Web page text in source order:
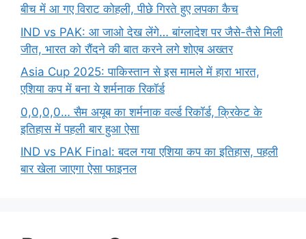
बीच में आ गए विराट कोहली, पीछे गिरते हुए लपका कैच
IND vs PAK: आ जाओ देख लेंगे… बांग्लादेश पर जैसे-तैसे मिली
जीत, भारत को रौंदने की बात करने लगे शोएब अख्तर
Asia Cup 2025: पाकिस्तान से इस मामले में हारा भारत,
एशिया कप में बना ये शर्मनाक रिकॉर्ड
0,0,0,0… सैम अयूब का शर्मनाक वर्ल्ड रिकॉर्ड, क्रिकेट के
इतिहास में पहली बार हुआ ऐसा
IND vs PAK Final: बदल गया एशिया कप का इतिहास, पहली
बार खेला जाएगा ऐसा फाइनल